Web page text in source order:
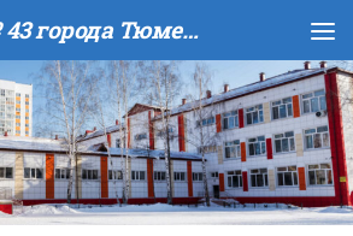
МАОУ COШ № 43 города Тюмени имени В.И. Муравленко